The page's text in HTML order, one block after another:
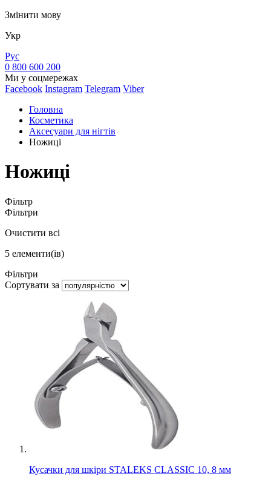
Змінити мову
Укр
Рус
0 800 600 200
Ми у соцмережах
Facebook Instagram Telegram Viber
Головна
Косметика
Аксесуари для нігтів
Ножиці
Ножиці
Фільтр
Фільтри
Очистити всі
5 елементи(ів)
Фільтри
Сортувати за
Кусачки для шкіри STALEKS CLASSIC 10, 8 мм